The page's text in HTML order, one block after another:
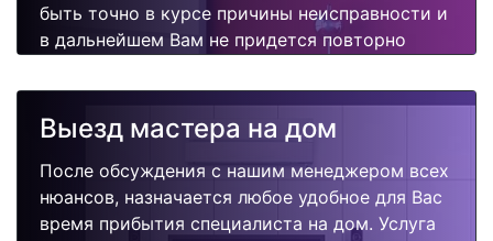
быть точно в курсе причины неисправности и
в дальнейшем Вам не придется повторно
поломок.
Выезд мастера на дом
После обсуждения с нашим менеджером всех
нюансов, назначается любое удобное для Вас
время прибытия специалиста на дом. Услуга